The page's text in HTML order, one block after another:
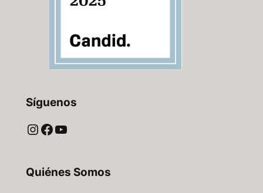
Síguenos
Instagram Facebook YouTube
Quiénes Somos